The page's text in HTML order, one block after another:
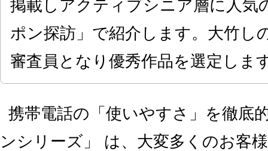
掲載しアクティブシニア層に人気
ポン探訪」で紹介します。大竹し
審査員となり優秀作品を選定しま
携帯電話の「使いやすさ」を徹底
ンシリーズ」 は、大変多くのお客